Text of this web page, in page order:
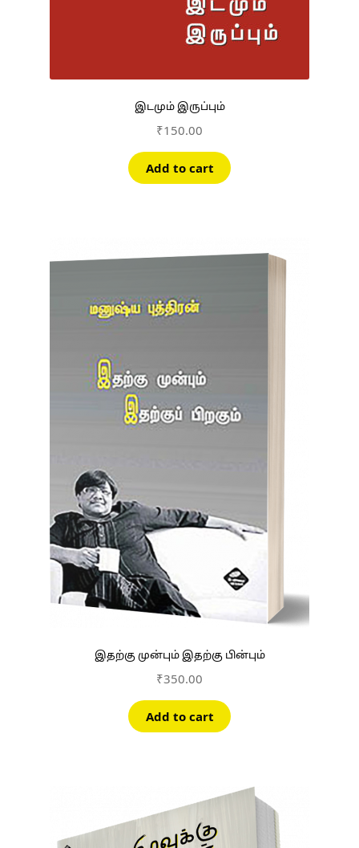
இடமும் இருப்பும்
₹150.00
Add to cart
இதற்கு முன்பும் இதற்கு பின்பும்
₹350.00
Add to cart